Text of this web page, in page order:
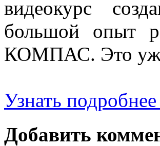
видеокурс
большой опыт
КОМПАС. Это
Узнать
Добавить